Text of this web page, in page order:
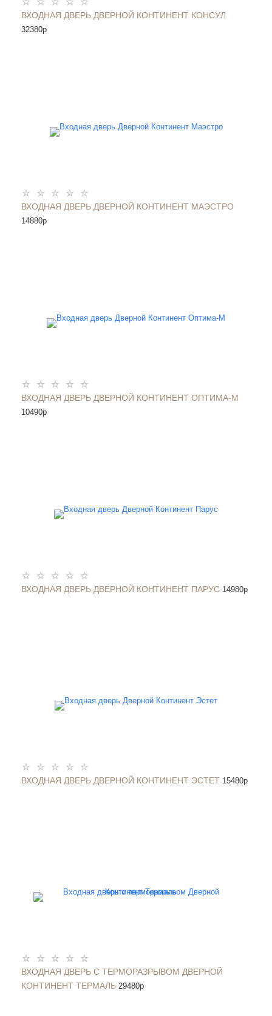
ВХОДНАЯ ДВЕРЬ ДВЕРНОЙ КОНТИНЕНТ КОНСУЛ
32380p
ВХОДНАЯ ДВЕРЬ ДВЕРНОЙ КОНТИНЕНТ МАЭСТРО
14880p
ВХОДНАЯ ДВЕРЬ ДВЕРНОЙ КОНТИНЕНТ ОПТИМА-М
10490p
ВХОДНАЯ ДВЕРЬ ДВЕРНОЙ КОНТИНЕНТ ПАРУС 14980p
ВХОДНАЯ ДВЕРЬ ДВЕРНОЙ КОНТИНЕНТ ЭСТЕТ 15480p
ВХОДНАЯ ДВЕРЬ С ТЕРМОРАЗРЫВОМ ДВЕРНОЙ
КОНТИНЕНТ ТЕРМАЛЬ 29480p